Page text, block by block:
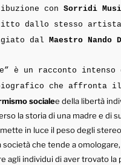
con Sorridi
dallo stesso
dal Maestro Nando
è un racconto intenso
che affronta il
socialee della libertà
la storia di una madre e di
in luce il peso degli
società che tende a
agli individui di aver trovato la